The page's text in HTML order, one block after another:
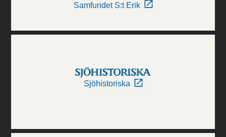
Samfundet S:t Erik
Sjöhistoriska